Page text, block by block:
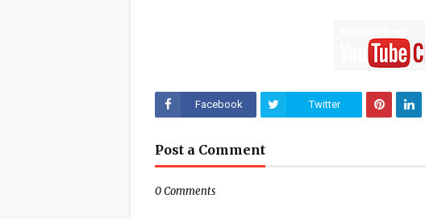
Facebook Twitter
Post a Comment
0 Comments